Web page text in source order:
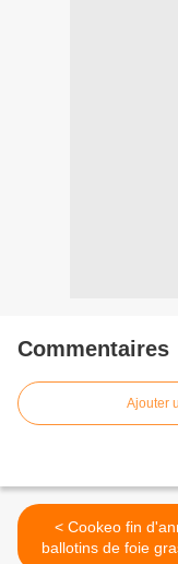
Commentaires
Ajouter
< Cookeo fin d'année
ballotins de foie